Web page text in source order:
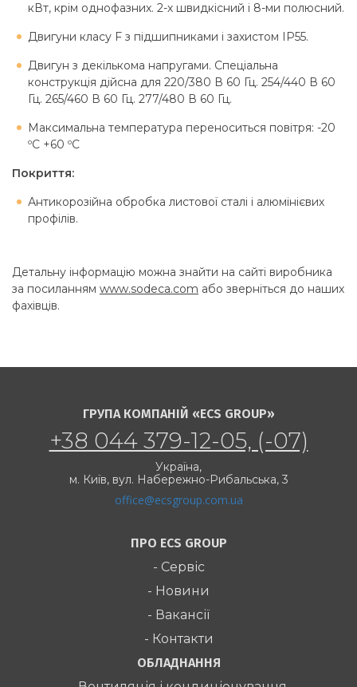
кВт, крім однофазних. 2-х швидкісний і 8-ми полюсний.
Двигуни класу F з підшипниками і захистом IP55.
Двигун з декількома напругами. Спеціальна
конструкція дійсна для 220/380 В 60 Гц. 254/440 В 60
Гц. 265/460 В 60 Гц. 277/480 В 60 Гц.
Максимальна температура переноситься повітря: -20
ºC +60 ºC
Покриття:
Антикорозійна обробка листової сталі і алюмінієвих
профілів.
Детальну інформацію можна знайти на сайті виробника
за посиланням www.sodeca.com або зверніться до наших
фахівців.
ПРО ECS GROUP
- Сервіс
- Новини
- Вакансії
- Контакти
ОБЛАДНАННЯ
ГРУПА КОМПАНІЙ «ECS GROUP»
+38 044 379-12-05, (-07)
Україна,
м. Київ, вул. Набережно-Рибальська, 3
office@ecsgroup.com.ua